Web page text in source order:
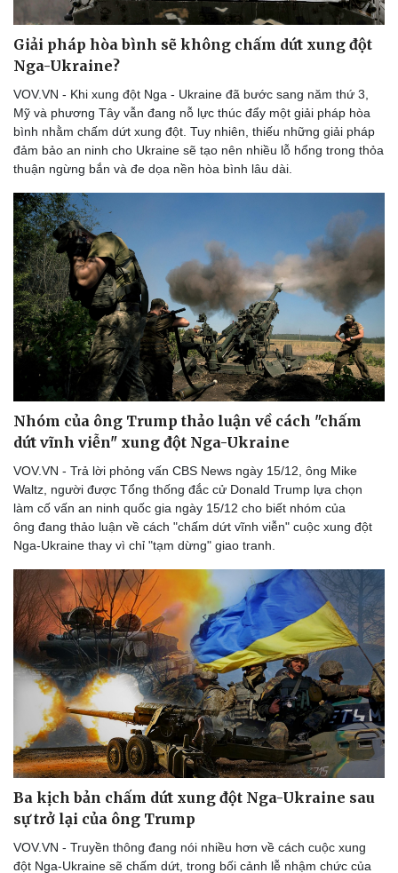
Thể thao
Bóng đá
Lịch thi đấu bóng đá
Thế giới thể thao
eSports
Hậu trường
Ô tô - Xe máy
Ô tô
Xe máy
Tư vấn
Giải pháp hòa bình sẽ không chấm dứt xung đột
Nga-Ukraine?
VOV.VN - Khi xung đột Nga - Ukraine đã bước sang năm thứ 3,
Mỹ và phương Tây vẫn đang nỗ lực thúc đẩy một giải pháp hòa
bình nhằm chấm dứt xung đột. Tuy nhiên, thiếu những giải pháp
đảm bảo an ninh cho Ukraine sẽ tạo nên nhiều lỗ hổng trong thỏa
thuận ngừng bắn và đe dọa nền hòa bình lâu dài.
Nhóm của ông Trump thảo luận về cách "chấm
dứt vĩnh viễn" xung đột Nga-Ukraine
VOV.VN - Trả lời phỏng vấn CBS News ngày 15/12, ông Mike
Waltz, người được Tổng thống đắc cử Donald Trump lựa chọn
làm cố vấn an ninh quốc gia ngày 15/12 cho biết nhóm của
ông đang thảo luận về cách "chấm dứt vĩnh viễn" cuộc xung đột
Nga-Ukraine thay vì chỉ "tạm dừng" giao tranh.
Ba kịch bản chấm dứt xung đột Nga-Ukraine sau
sự trở lại của ông Trump
VOV.VN - Truyền thông đang nói nhiều hơn về cách cuộc xung
đột Nga-Ukraine sẽ chấm dứt, trong bối cảnh lễ nhậm chức của